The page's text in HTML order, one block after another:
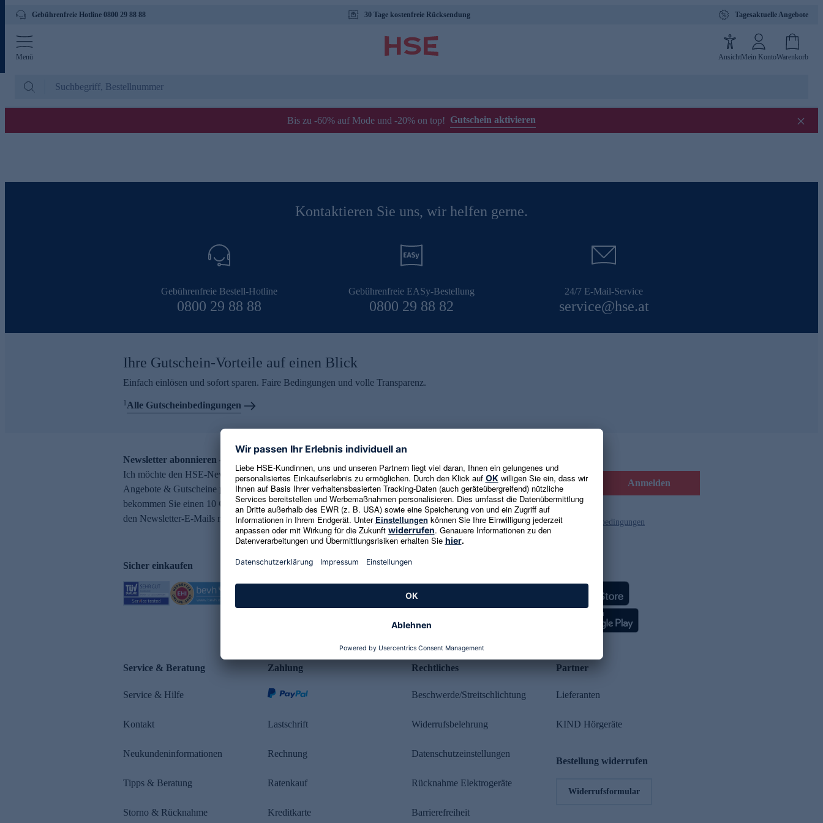
Gebührenfreie Hotline 0800 29 88 88 30 Tage kostenfreie Rücksendung Tagesaktuelle Angebote
Menü AnsichtMein KontoWarenkorb
Bis zu -60% auf Mode und -20% on top! Gutschein aktivieren
Kontaktieren Sie uns, wir helfen gerne.
Gebührenfreie Bestell-Hotline
0800 29 88 88
Gebührenfreie EASy-Bestellung
0800 29 88 82
24/7 E-Mail-Service
service@hse.at
Ihre Gutschein-Vorteile auf einen Blick
Einfach einlösen und sofort sparen. Faire Bedingungen und volle Transparenz.
1Alle Gutscheinbedingungen
Newsletter abonnieren – 10 € Gutschein erhalten
Ich möchte den HSE-Newsletter abonnieren und aktuelle Trends,
Angebote & Gutscheine per E-Mail erhalten. Als Dankeschön
bekommen Sie einen 10 € Gutschein. Eine Abmeldung ist jederzeit in
den Newsletter-E-Mails möglich.
E-Mail-Adresse eingeben Anmelden
Es gelten die Datenschutzrichtlinienund die Gutscheinbedingungen
Sicher einkaufen Kundenbewertung
Service & Beratung
Service & Hilfe
Kontakt
Neukundeninformationen
Tipps & Beratung
Storno & Rücknahme
Zahlung
Lastschrift
Rechnung
Ratenkauf
Kreditkarte
Rechtliches
Beschwerde/Streitschlichtung
Widerrufsbelehrung
Datenschutzeinstellungen
Rücknahme Elektrogeräte
Barrierefreiheit
Partner
Lieferanten
KIND Hörgeräte
Bestellung widerrufen
Widerrufsformular